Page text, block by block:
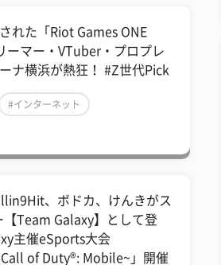
れた「Riot Games ONE
ーマー・VTuber・プロプレ
ナ横浜が熱狂！ #Z世代Pick
#インターネット
、ボドカ、けんきがス
Team Galaxy】として登
主催eSports大会
of Duty®: Mobile~」開催